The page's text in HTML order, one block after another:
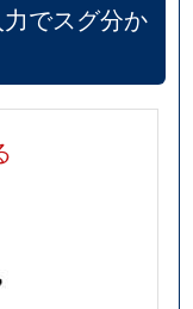
でスグ分か